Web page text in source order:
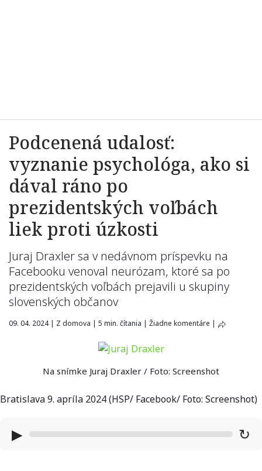
Podcenená udalosť:
vyznanie psychológa, ako si
dával ráno po
prezidentských voľbách
liek proti úzkosti
Juraj Draxler sa v nedávnom príspevku na
Facebooku venoval neurózam, ktoré sa po
prezidentských voľbách prejavili u skupiny
slovenských občanov
09. 04. 2024 | Z domova | 5 min. čítania | Žiadne komentáre |
Na snímke Juraj Draxler / Foto: Screenshot
Bratislava 9. apríla 2024 (HSP/ Facebook/ Foto: Screenshot)
▶ ↻